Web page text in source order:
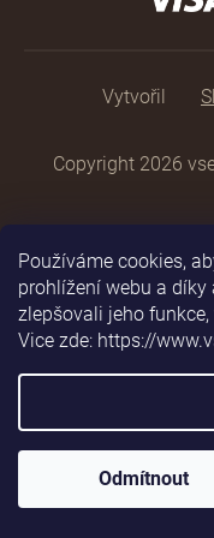
Používáme cookies,
prohlížení webu a
zlepšovali jeho
Vice zde: https://
Odmítnout
Copyright 2026